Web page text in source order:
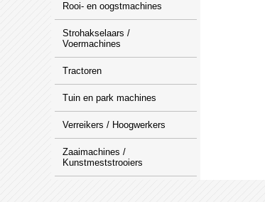
Rooi- en oogstmachines
Strohakselaars /
Voermachines
Tractoren
Tuin en park machines
Verreikers / Hoogwerkers
Zaaimachines /
Kunstmeststrooiers